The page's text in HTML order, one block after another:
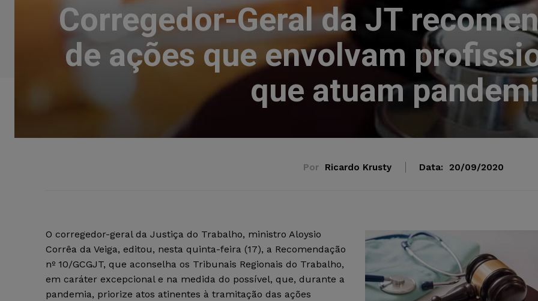
Corregedor-Geral da JT
de ações que envolvam
que atuam
Por Ricardo Krusty Data: 20/09/2020
O corregedor-geral da Justiça do Trabalho, ministro Aloysio
Corrêa da Veiga, editou, nesta quinta-feira (17), a Recomendação
nº 10/GCGJT, que aconselha os Tribunais Regionais do Trabalho,
em caráter excepcional e na medida do possível, que, durante a
pandemia, priorize atos atinentes à tramitação das ações